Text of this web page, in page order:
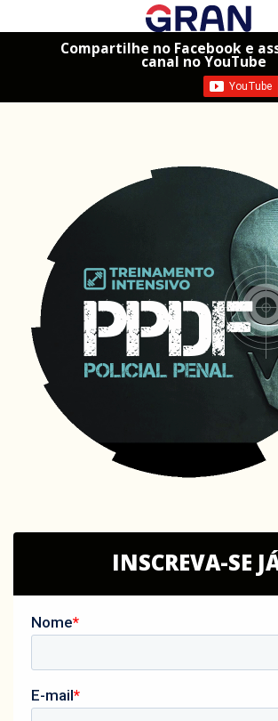
Compartilhe no Facebook e
canal no YouTube
INSCREVA-SE